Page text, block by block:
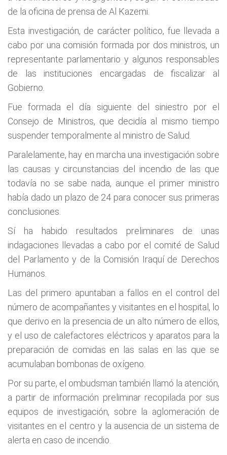
de la oficina de prensa de Al Kazemi.
Esta investigación, de carácter político, fue llevada a
cabo por una comisión formada por dos ministros, un
representante parlamentario y algunos responsables
de las instituciones encargadas de fiscalizar al
Gobierno.
Fue formada el día siguiente del siniestro por el
Consejo de Ministros, que decidía al mismo tiempo
suspender temporalmente al ministro de Salud.
Paralelamente, hay en marcha una investigación sobre
las causas y circunstancias del incendio de las que
todavía no se sabe nada, aunque el primer ministro
había dado un plazo de 24 para conocer sus primeras
conclusiones.
Sí ha habido resultados preliminares de unas
indagaciones llevadas a cabo por el comité de Salud
del Parlamento y de la Comisión Iraquí de Derechos
Humanos.
Las del primero apuntaban a fallos en el control del
número de acompañantes y visitantes en el hospital, lo
que derivo en la presencia de un alto número de ellos,
y el uso de calefactores eléctricos y aparatos para la
preparación de comidas en las salas en las que se
acumulaban bombonas de oxígeno.
Por su parte, el ombudsman también llamó la atención,
a partir de información preliminar recopilada por sus
equipos de investigación, sobre la aglomeración de
visitantes en el centro y la ausencia de un sistema de
alerta en caso de incendio.